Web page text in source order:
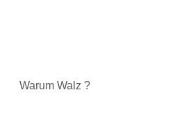
Warum Walz ?